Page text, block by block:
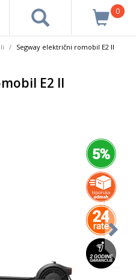
0
Segway električni romobil E2 II
E2 II